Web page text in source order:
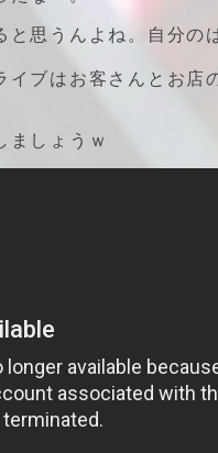
思うんよね。自分
ブはお客さんとお
ましょうｗ